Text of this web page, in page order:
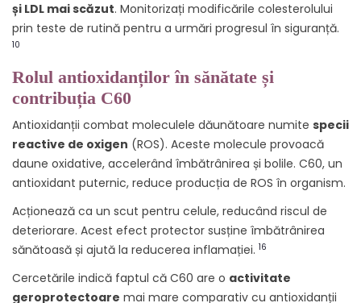
și LDL mai scăzut. Monitorizați modificările colesterolului
prin teste de rutină pentru a urmări progresul în siguranță.
10
Rolul antioxidanților în sănătate și
contribuția C60
Antioxidanții combat moleculele dăunătoare numite specii
reactive de oxigen (ROS). Aceste molecule provoacă
daune oxidative, accelerând îmbătrânirea și bolile. C60, un
antioxidant puternic, reduce producția de ROS în organism.
Acționează ca un scut pentru celule, reducând riscul de
deteriorare. Acest efect protector susține îmbătrânirea
sănătoasă și ajută la reducerea inflamației. 16
Cercetările indică faptul că C60 are o activitate
geroprotectoare mai mare comparativ cu antioxidanții